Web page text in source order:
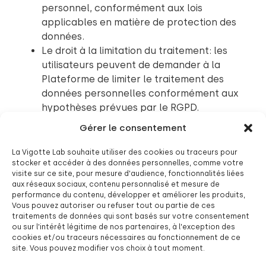
Gérer le consentement
La Vigotte Lab souhaite utiliser des cookies ou traceurs pour
stocker et accéder à des données personnelles, comme votre
visite sur ce site, pour mesure d'audience, fonctionnalités liées
aux réseaux sociaux, contenu personnalisé et mesure de
performance du contenu, développer et améliorer les produits,
Vous pouvez autoriser ou refuser tout ou partie de ces
traitements de données qui sont basés sur votre consentement
ou sur l'intérêt légitime de nos partenaires, à l'exception des
cookies et/ou traceurs nécessaires au fonctionnement de ce
site. Vous pouvez modifier vos choix à tout moment.
personnel, conformément aux lois
applicables en matière de protection des
données.
Le droit à la limitation du traitement: les
utilisateurs peuvent de demander à la
Plateforme de limiter le traitement des
données personnelles conformément aux
hypothèses prévues par le RGPD.
données: les utilisateurs peuvent s’opposer
à ce que ses données soient traitées
conformément aux hypothèses prévues
par le RGPD.
Le droit à la portabilité: ils peuvent
réclamer que la Plateforme leur remet les
données personnelles qui lui ont fourni
pour les transmettre à une nouvelle
Plateforme.